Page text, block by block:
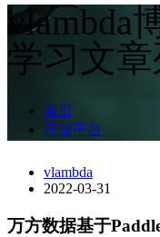
vlambda
学习文
首页
开放平台
vlambda
2022-03-31
万方数据基于